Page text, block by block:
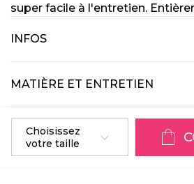
super facile à l'entretien.
INFOS
MATIÈRE ET ENTRETIEN
Choisissez
votre taille